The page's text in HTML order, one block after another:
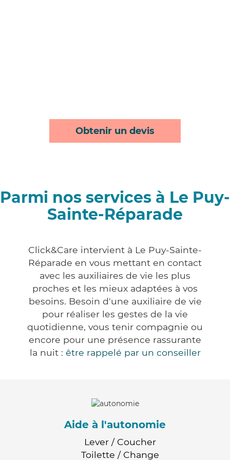
Obtenir un devis
Parmi nos services à Le Puy-
Sainte-Réparade
Click&Care intervient à Le Puy-Sainte-
Réparade en vous mettant en contact
avec les auxiliaires de vie les plus
proches et les mieux adaptées à vos
besoins. Besoin d'une auxiliaire de vie
pour réaliser les gestes de la vie
quotidienne, vous tenir compagnie ou
encore pour une présence rassurante
la nuit : être rappelé par un conseiller
Aide à l'autonomie
Lever / Coucher
Toilette / Change